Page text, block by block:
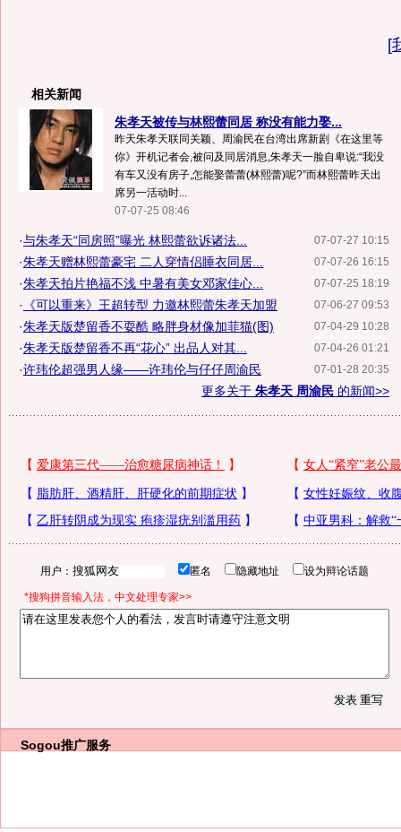
[
相关新闻
朱孝天被传与林熙蕾同居 称没有能力娶...
昨天朱孝天联同关颖、周渝民在台湾出席新剧《在这里等
你》开机记者会,被问及同居消息,朱孝天一脸自卑说:“我没
有车又没有房子,怎能娶蕾蕾(林熙蕾)呢?”而林熙蕾昨天出
席另一活动时...
07-07-25 08:46
07-07-27 10:15
·与朱孝天“同房照”曝光 林熙蕾欲诉诸法...
07-07-26 16:15
·朱孝天赠林熙蕾豪宅 二人穿情侣睡衣同居...
07-07-25 18:19
·朱孝天拍片艳福不浅 中暑有美女邓家佳心...
07-06-27 09:53
· 《可以重来》王超转型 力邀林熙蕾朱孝天加盟
07-04-29 10:28
·朱孝天版楚留香不耍酷 略胖身材像加菲猫(图)
07-04-26 01:21
·朱孝天版楚留香不再“花心” 出品人对其...
07-01-28 20:35
·许玮伦超强男人缘——许玮伦与仔仔周渝民
更多关于 朱孝天 周渝民 的新闻>>
用户： 匿名 隐藏地址 设为辩论话题
*搜狗拼音输入法，中文处理专家>>
Sogou推广服务